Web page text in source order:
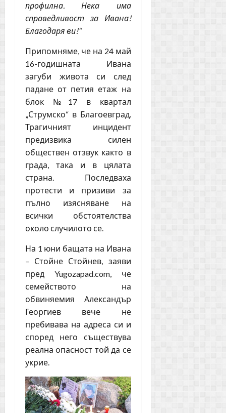
профилна. Нека има
справедливост за Ивана!
Благодаря ви!“
Припомняме, че на 24 май
16-годишната Ивана
загуби живота си след
падане от петия етаж на
блок №17 в квартал
„Струмско“ в Благоевград.
Трагичният инцидент
предизвика силен
обществен отзвук както в
града, така и в цялата
страна. Последваха
протести и призиви за
пълно изясняване на
всички обстоятелства
около случилото се.
На 1 юни бащата на Ивана
– Стойне Стойнев, заяви
пред Yugozapad.com, че
семейството на
обвиняемия Александър
Георгиев вече не
пребивава на адреса си и
според него съществува
реална опасност той да се
укрие.